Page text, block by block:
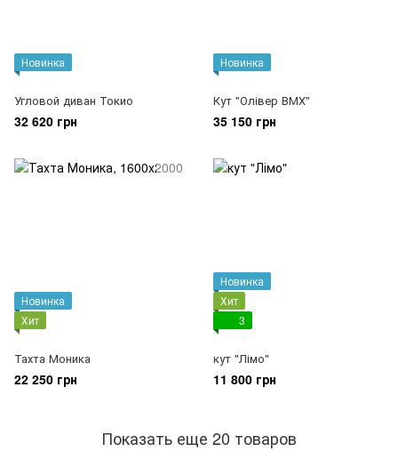
Новинка
Угловой диван Токио
32 620 грн
Новинка
Кут "Олівер ВМХ"
35 150 грн
Новинка
Хит
Тахта Моника
22 250 грн
Новинка
Хит
3
кут "Лімо"
11 800 грн
Показать еще 20 товаров